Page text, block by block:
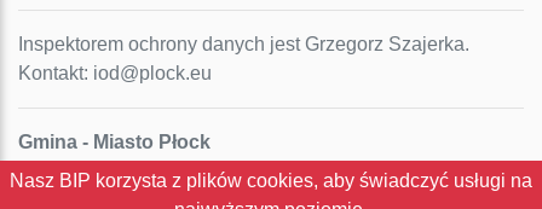
Inspektorem ochrony danych jest Grzegorz Szajerka.
Kontakt: iod@plock.eu
Gmina - Miasto Płock
Pl. Stary Rynek 1
Nasz BIP korzysta z plików cookies, aby świadczyć usługi na